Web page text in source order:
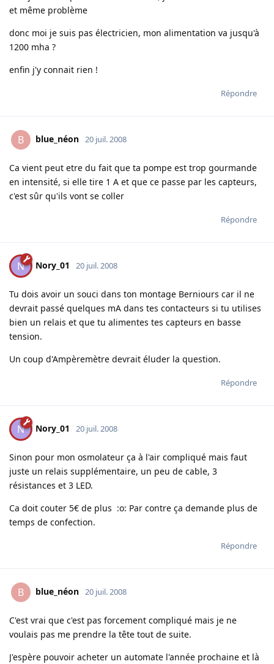
et même problème
donc moi je suis pas électricien, mon alimentation va jusqu'à
1200 mha ?
enfin j'y connait rien !
Répondre
B blue_néon 20 juil. 2008
Ca vient peut etre du fait que ta pompe est trop gourmande
en intensité, si elle tire 1 A et que ce passe par les capteurs,
c'est sûr qu'ils vont se coller
Répondre
N Nory_01 20 juil. 2008
Tu dois avoir un souci dans ton montage Berniours car il ne
devrait passé quelques mA dans tes contacteurs si tu utilises
bien un relais et que tu alimentes tes capteurs en basse
tension.
Un coup d'Ampèremètre devrait éluder la question.
Répondre
N Nory_01 20 juil. 2008
Sinon pour mon osmolateur ça à l'air compliqué mais faut
juste un relais supplémentaire, un peu de cable, 3
résistances et 3 LED.
Ca doit couter 5€ de plus :o: Par contre ça demande plus de
temps de confection.
Répondre
B blue_néon 20 juil. 2008
C'est vrai que c'est pas forcement compliqué mais je ne
voulais pas me prendre la tête tout de suite.
J'espère pouvoir acheter un automate l'année prochaine et là